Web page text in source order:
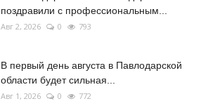
поздравили с профессиональным...
Авг 2, 2026 0 793
В первый день августа в Павлодарской
области будет сильная...
Авг 1, 2026 0 772